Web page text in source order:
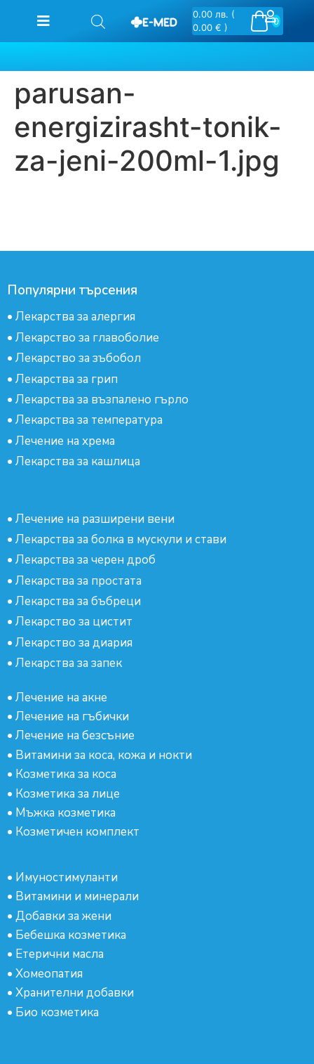
0
0.00 лв. (
0.00 € )
parusan-
energizirasht-tonik-
za-jeni-200ml-1.jpg
Популярни търсения
• Лекарства за алергия
• Лекарство за главоболие
• Лекарство за зъбобол
• Лекарства за грип
• Лекарства за възпалено гърло
• Лекарства за температура
• Лечение на хрема
• Лекарства за кашлица
• Лечение на разширени вени
• Лекарства за болка в мускули и стави
• Лекарства за черен дроб
• Лекарства за простата
• Лекарства за бъбреци
• Лекарство за цистит
• Лекарство за диария
• Лекарства за запек
• Лечение на акне
• Лечение на гъбички
• Лечение на безсъние
• Витамини за коса, кожа и нокти
• Козметика за коса
• Козметика за лице
• Мъжка козметика
• Козметичен комплект
• Имуностимуланти
• Витамини и минерали
• Добавки за жени
• Бебешка козметика
• Етерични масла
• Хомеопатия
• Хранителни добавки
• Био козметика